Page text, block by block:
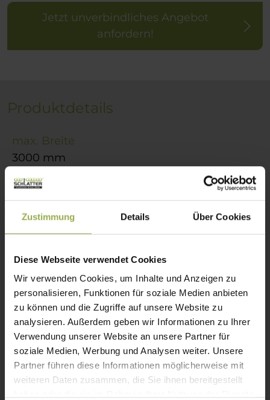
Zustimmung Details Über Cookies
Diese Webseite verwendet Cookies
Wir verwenden Cookies, um Inhalte und Anzeigen zu
personalisieren, Funktionen für soziale Medien anbieten
zu können und die Zugriffe auf unsere Website zu
analysieren. Außerdem geben wir Informationen zu Ihrer
Verwendung unserer Website an unsere Partner für
soziale Medien, Werbung und Analysen weiter. Unsere
Partner führen diese Informationen möglicherweise mit
weiteren Daten zusammen, die Sie ihnen bereitgestellt
Jetzt unverbindliches Angebot
anfordern!
Produktdetails
max. Breite
3000 mm
max. Höhe
7 m²
Bedienung
Elektroantrieb, Griff, Griffleiste, Kette, Schnur
Führung
optional, seitlich mit Seil